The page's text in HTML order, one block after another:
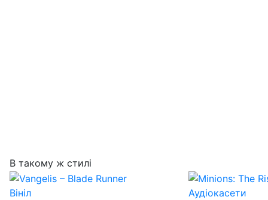
В такому ж стилі
Вініл
Аудіокасети